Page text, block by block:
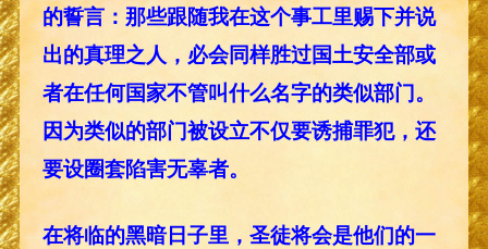
的誓言：那些跟随我在这个事工里赐下并说
出的真理之人，必会同样胜过国土安全部或
者在任何国家不管叫什么名字的类似部门。
因为类似的部门被设立不仅要诱捕罪犯，还
要设圈套陷害无辜者。
在将临的黑暗日子里，圣徒将会是他们的一